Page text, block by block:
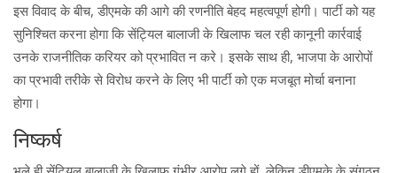
इस विवाद के बीच, डीएमके की आगे की रणनीति बेहद महत्वपूर्ण होगी। पार्टी को यह
सुनिश्चित करना होगा कि सेंट्यिल बालाजी के खिलाफ चल रही कानूनी कार्रवाई
उनके राजनीतिक करियर को प्रभावित न करे। इसके साथ ही, भाजपा के आरोपों
का प्रभावी तरीके से विरोध करने के लिए भी पार्टी को एक मजबूत मोर्चा बनाना
होगा।
निष्कर्ष